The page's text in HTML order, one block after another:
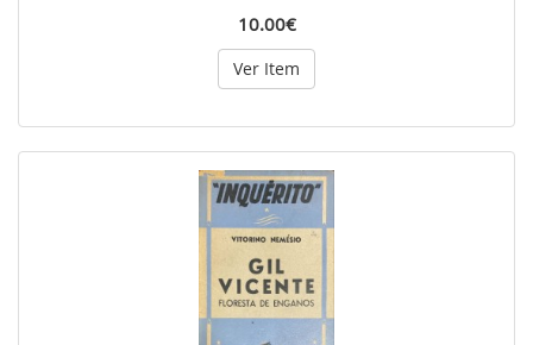
10.00€
Ver Item